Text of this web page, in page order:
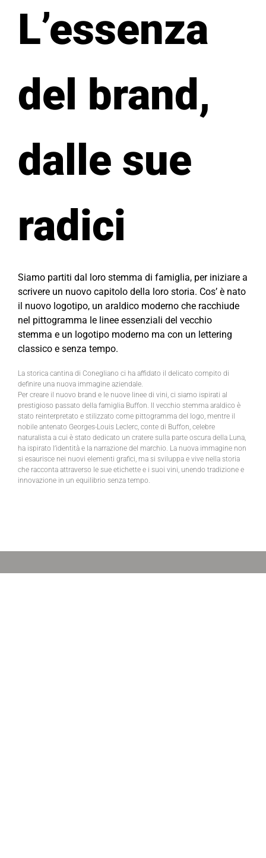
L’essenza
del brand,
dalle sue
radici
Siamo partiti dal loro stemma di famiglia, per iniziare a
scrivere un nuovo capitolo della loro storia. Cos’ è nato
il nuovo logotipo, un araldico moderno che racchiude
nel pittogramma le linee essenziali del vecchio
stemma e un logotipo moderno ma con un lettering
classico e senza tempo.
La storica cantina di Conegliano ci ha affidato il delicato compito di
definire una nuova immagine aziendale.
Per creare il nuovo brand e le nuove linee di vini, ci siamo ispirati al
prestigioso passato della famiglia Buffon. Il vecchio stemma araldico è
stato reinterpretato e stilizzato come pittogramma del logo, mentre il
nobile antenato Georges-Louis Leclerc, conte di Buffon, celebre
naturalista a cui è stato dedicato un cratere sulla parte oscura della Luna,
ha ispirato l’identità e la narrazione del marchio. La nuova immagine non
si esaurisce nei nuovi elementi grafici, ma si sviluppa e vive nella storia
che racconta attraverso le sue etichette e i suoi vini, unendo tradizione e
innovazione in un equilibrio senza tempo.